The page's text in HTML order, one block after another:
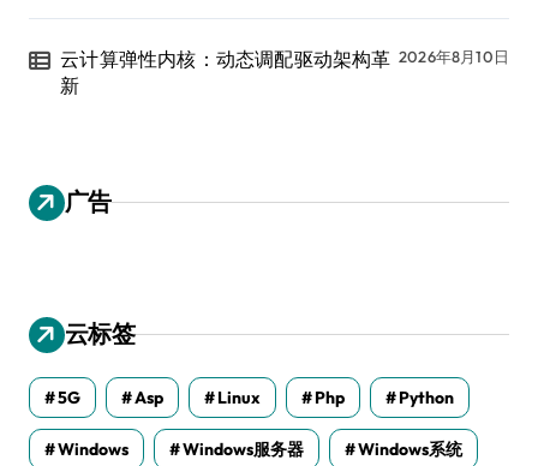
云计算弹性内核：动态调配驱动架构革
新
2026年8月10日
广告
云标签
5G Asp Linux Php Python
Windows Windows服务器 Windows系统